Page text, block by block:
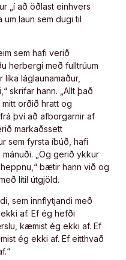
„í að öðlast einhvers
laun sem dugi til
sem hafi verið
herbergi með fulltrúum
láglaunamaður,
skrifar hann. „Allt það
orðið hratt og
því að afborgarnir af
markaðssett
sem fyrsta íbúð, hafi
„Og gerið ykkur
bætir hann við og
lítil útgjöld.
sem innflytjandi með
af. Ef ég hefði
kæmist ég ekki af. Ef
ég ekki af. Ef eitthvað